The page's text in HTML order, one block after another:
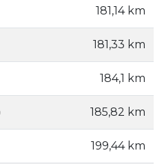
181,14 km
181,33 km
184,1 km
185,82 km
199,44 km